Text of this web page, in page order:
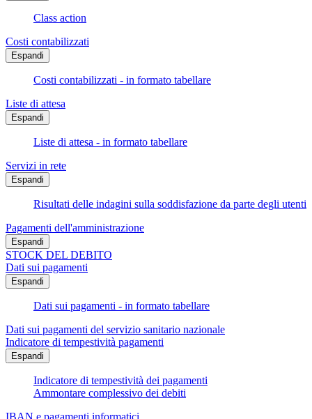
Class action
Costi contabilizzati
Espandi
Costi contabilizzati - in formato tabellare
Liste di attesa
Espandi
Liste di attesa - in formato tabellare
Servizi in rete
Espandi
Risultati delle indagini sulla soddisfazione da parte degli utenti
Pagamenti dell'amministrazione
Espandi
STOCK DEL DEBITO
Dati sui pagamenti
Espandi
Dati sui pagamenti - in formato tabellare
Dati sui pagamenti del servizio sanitario nazionale
Indicatore di tempestività pagamenti
Espandi
Indicatore di tempestività dei pagamenti
Ammontare complessivo dei debiti
IBAN e pagamenti informatici